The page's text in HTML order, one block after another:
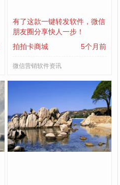
有了这款一键转发软件，微信
朋友圈分享快人一步！
拍拍卡商城
5个月前
微信营销软件资讯